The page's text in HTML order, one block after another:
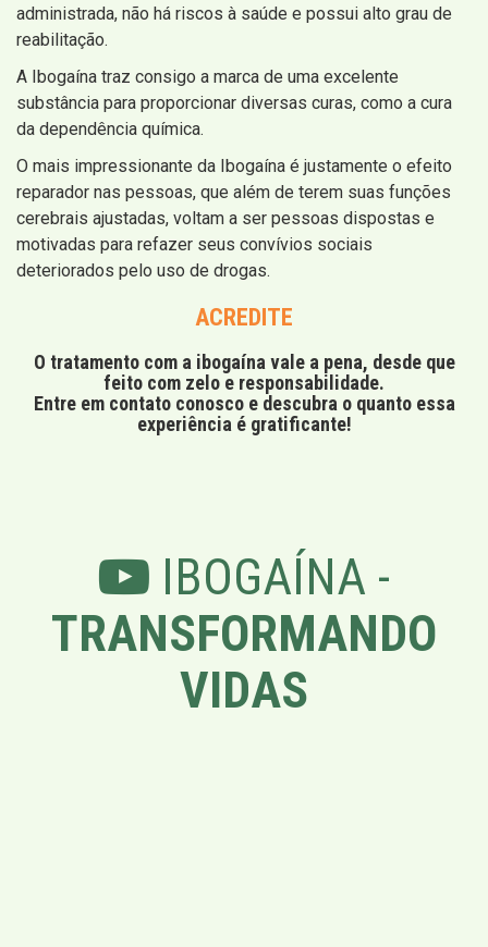
administrada, não há riscos à saúde e possui alto grau de
reabilitação.
A Ibogaína traz consigo a marca de uma excelente
substância para proporcionar diversas curas, como a cura
da dependência química.
O mais impressionante da Ibogaína é justamente o efeito
reparador nas pessoas, que além de terem suas funções
cerebrais ajustadas, voltam a ser pessoas dispostas e
motivadas para refazer seus convívios sociais
deteriorados pelo uso de drogas.
ACREDITE
O tratamento com a ibogaína vale a pena, desde que
feito com zelo e responsabilidade.
Entre em contato conosco e descubra o quanto essa
experiência é gratificante!
IBOGAÍNA -
TRANSFORMANDO
VIDAS